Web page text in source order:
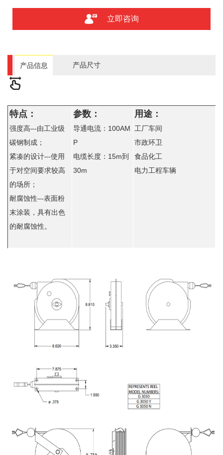
立即咨询
产品信息 产品尺寸
特点：
强度高–-由工业级
碳钢制成；
紧凑的设计–-使用
于对空间要求较高
的场所；
耐腐蚀性–-表面粉
末涂装，具有出色
的耐腐蚀性。
参数：
导通电流：100AM
P
电缆长度： 15m到
30m
用途：
工厂车间
市政环卫
食品化工
电力工程车辆